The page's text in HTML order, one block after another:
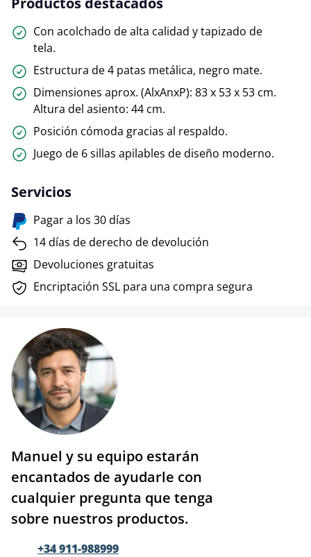
Con acolchado de alta calidad y tapizado de
tela.
Estructura de 4 patas metálica, negro mate.
Dimensiones aprox. (AlxAnxP): 83 x 53 x 53 cm.
Altura del asiento: 44 cm.
Posición cómoda gracias al respaldo.
Juego de 6 sillas apilables de diseño moderno.
Servicios
Pagar a los 30 días
14 días de derecho de devolución
Devoluciones gratuitas
Encriptación SSL para una compra segura
Manuel y su equipo estarán
encantados de ayudarle con
cualquier pregunta que tenga
sobre nuestros productos.
+34 911-988999